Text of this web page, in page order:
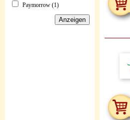
Paymorrow (1)